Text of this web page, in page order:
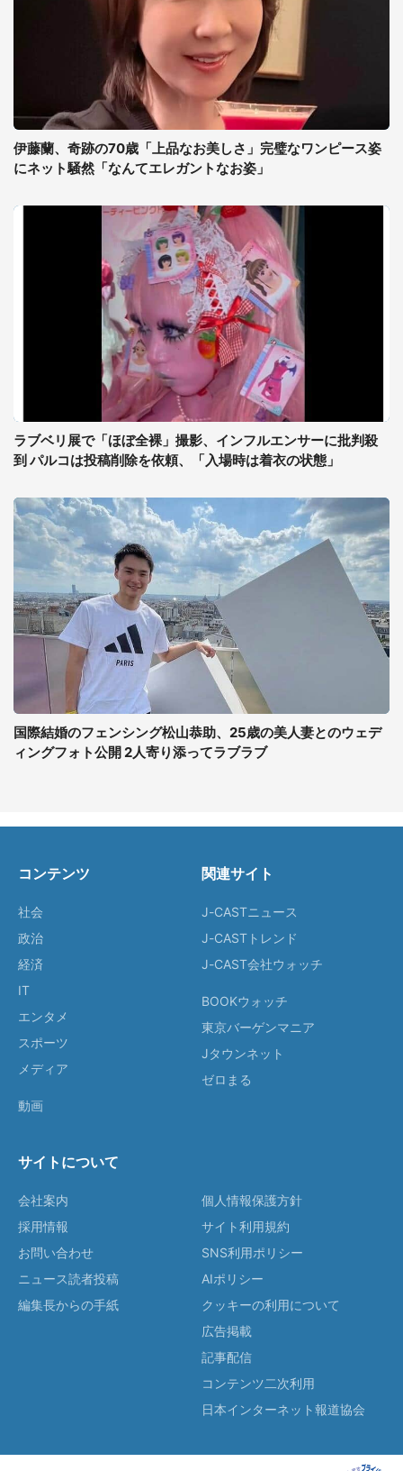
伊藤蘭、奇跡の70歳「上品なお美しさ」完璧なワンピース姿
にネット騒然「なんてエレガントなお姿」
ラブベリ展で「ほぼ全裸」撮影、インフルエンサーに批判殺
到 パルコは投稿削除を依頼、「入場時は着衣の状態」
国際結婚のフェンシング松山恭助、25歳の美人妻とのウェデ
ィングフォト公開 2人寄り添ってラブラブ
コンテンツ
社会
政治
経済
IT
エンタメ
スポーツ
メディア
動画
関連サイト
J-CASTニュース
J-CASTトレンド
J-CAST会社ウォッチ
BOOKウォッチ
東京バーゲンマニア
Jタウンネット
ゼロまる
サイトについて
会社案内
採用情報
お問い合わせ
ニュース読者投稿
編集長からの手紙
個人情報保護方針
サイト利用規約
SNS利用ポリシー
AIポリシー
クッキーの利用について
広告掲載
記事配信
コンテンツ二次利用
日本インターネット報道協会